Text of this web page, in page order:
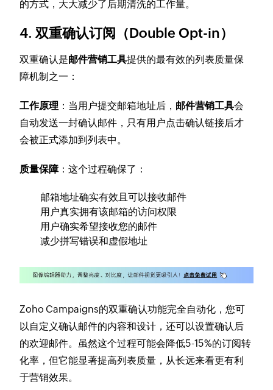
的方式，大大减少了后期清洗的工作量。
4. 双重确认订阅（Double Opt-in）
双重确认是邮件营销工具提供的最有效的列表质量保
障机制之一：
工作原理 ：当用户提交邮箱地址后， 邮件营销工具会
自动发送一封确认邮件，只有用户点击确认链接后才
会被正式添加到列表中。
质量保障：这个过程确保了：
邮箱地址确实有效且可以接收邮件
用户真实拥有该邮箱的访问权限
用户确实希望接收您的邮件
减少拼写错误和虚假地址
Zoho Campaigns的双重确认功能完全自动化，您可
以自定义确认邮件的内容和设计，还可以设置确认后
的欢迎邮件。虽然这个过程可能会降低5-15%的订阅转
化率，但它能显著提高列表质量，从长远来看更有利
于营销效果。